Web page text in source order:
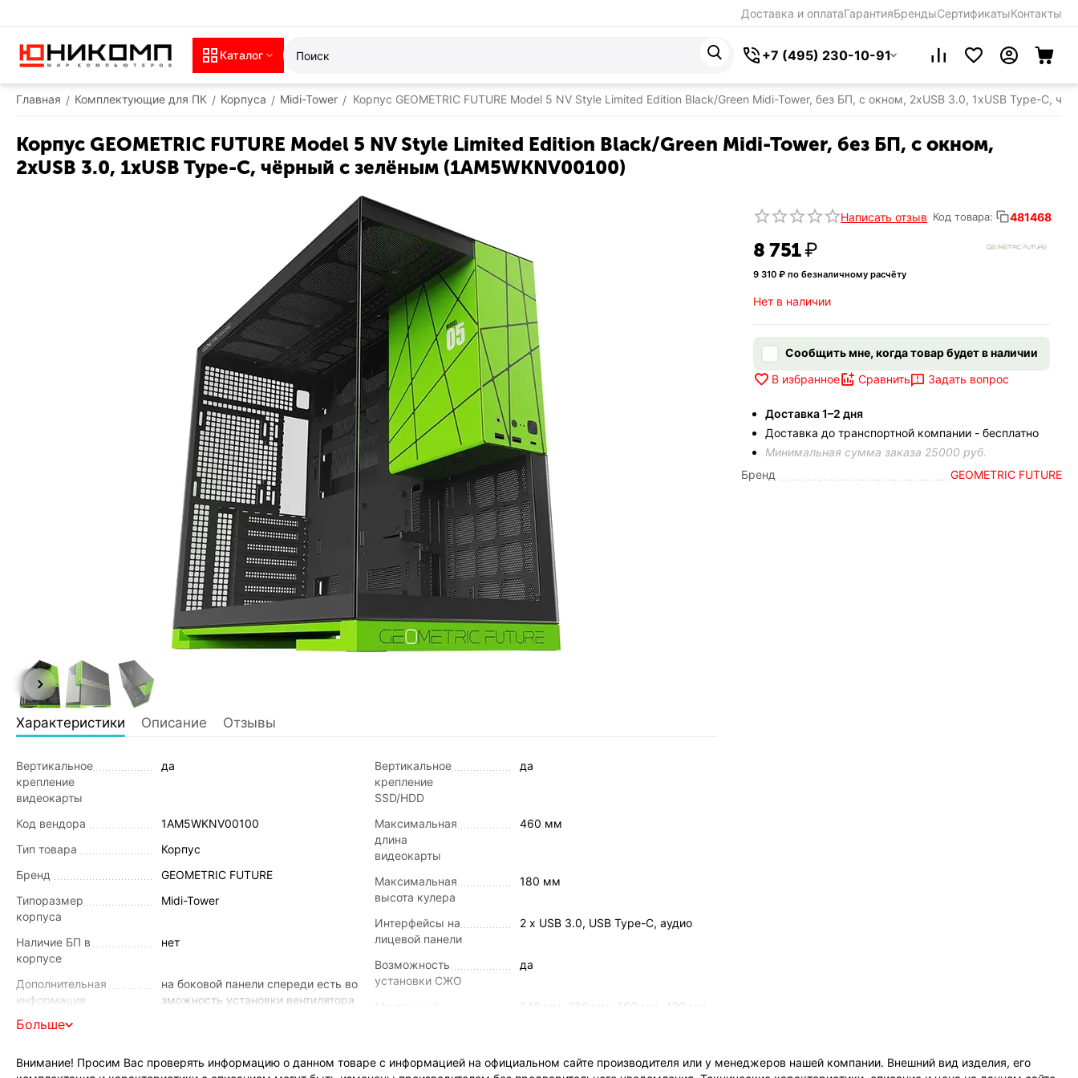
Доставка и оплатаГарантияБрендыСертификатыКонтакты
Каталог +7 (495) 230-10-91
Главная / Комплектующие для ПК / Корпуса / Midi-Tower / Корпус GEOMETRIC FUTURE Model 5 NV Style Limited Edition Black/Green Midi-Tower, без БП, с окном, 2xUSB 3.0, 1xUSB Type-C,
Корпус GEOMETRIC FUTURE Model 5 NV Style Limited Edition Black/Green Midi-Tower, без БП, с окном,
2xUSB 3.0, 1xUSB Type-C, чёрный с зелёным (1AM5WKNV00100)
Написать отзыв Код товара: 481468
8 751₽
9 310 ₽ по безналичному расчёту
Нет в наличии
Сообщить мне, когда товар будет в наличии
В избранное
Сравнить Задать вопрос
Доставка 1–2 дня
Доставка до транспортной компании - бесплатно
Минимальная сумма заказа 25000 руб.
Бренд
GEOMETRIC FUTURE
Характеристики Описание Отзывы
Вертикальное
крепление
видеокарты
да
Код вендора
1AM5WKNV00100
Тип товара
Корпус
Бренд
GEOMETRIC FUTURE
Типоразмер
корпуса
Midi-Tower
Наличие БП в
корпусе
нет
Дополнительная
информация
на боковой панели спереди есть во
зможность установки вентилятора
Форм-фактор
E-ATX, ATX, mATX, Mini-ITX
Вертикальное
крепление
SSD/HDD
да
Максимальная
длина
видеокарты
460 мм
Максимальная
высота кулера
180 мм
Интерфейсы на
лицевой панели
2 x USB 3.0, USB Type-C, аудио
Возможность
установки СЖО
да
240 мм, 280 мм, 360 мм, 420 мм
Вентиляторы в
нет
Больше
Внимание! Просим Вас проверять информацию о данном товаре с информацией на официальном сайте производителя или у менеджеров нашей компании. Внешний вид изделия, его